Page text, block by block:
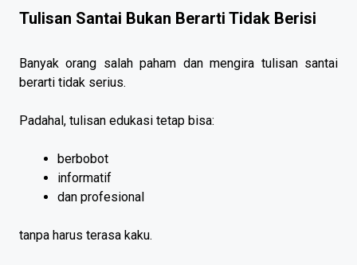
Tulisan Santai Bukan Berarti Tidak Berisi
Banyak orang salah paham dan mengira tulisan santai
berarti tidak serius.
Padahal, tulisan edukasi tetap bisa:
berbobot
informatif
dan profesional
tanpa harus terasa kaku.